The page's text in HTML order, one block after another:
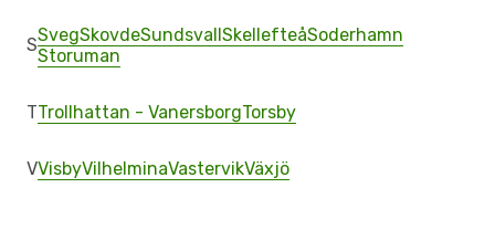
SSvegSkovdeSundsvallSkellefteåSoderhamn
Storuman
TTrollhattan - VanersborgTorsby
VVisbyVilhelminaVastervikVäxjö